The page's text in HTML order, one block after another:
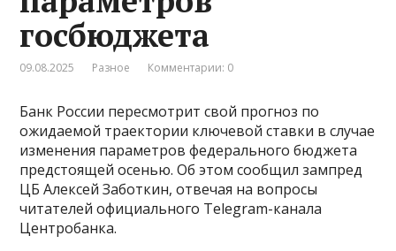
госбюджета
09.08.2025 Разное Комментарии: 0
Банк России пересмотрит свой прогноз по
ожидаемой траектории ключевой ставки в случае
изменения параметров федерального бюджета
предстоящей осенью. Об этом сообщил зампред
ЦБ Алексей Заботкин, отвечая на вопросы
читателей официального Telegram-канала
Центробанка.